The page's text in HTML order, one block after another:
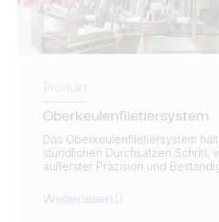
Produkt
Oberkeulenfiletiersystem
Das Oberkeulenfiletiersystem
stündlichen Durchsätzen Schritt,
äußerster Präzision und
Weiterlesen